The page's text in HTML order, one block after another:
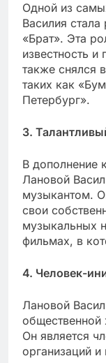
Одной из
Василия
«Брат». Эта
известность и
также снялся
таких как
Петербург».
3.
В дополнение
Лановой
музыкантом.
свои
музыкальных
фильмах, в
4. Человек-
Лановой
общественной
Он является
организаций и